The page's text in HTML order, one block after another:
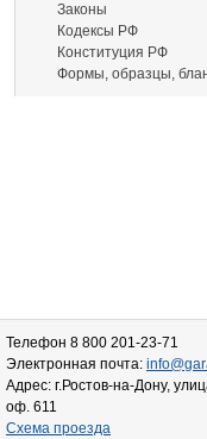
Законы
Кодексы РФ
Конституция РФ
Формы, образцы,
Телефон 8 800 201-23-71
Электронная почта:
Адрес: г.Ростов-на-Дону,
оф. 611
Схема проезда